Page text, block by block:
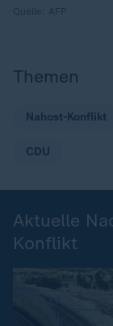
Themen
Nahost-Konflikt
CDU
Aktuelle
Konflikt